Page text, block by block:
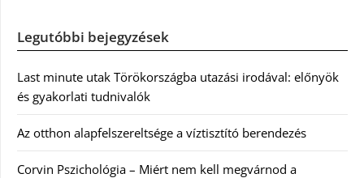
Legutóbbi bejegyzések
Last minute utak Törökországba utazási irodával: előnyök
és gyakorlati tudnivalók
Az otthon alapfelszereltsége a víztisztító berendezés
Corvin Pszichológia – Miért nem kell megvárnod a